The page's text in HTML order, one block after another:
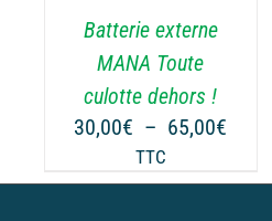
Batterie externe
MANA Toute
culotte dehors !
30,00€ – 65,00€
prix :
TTC
LES
OPTIONS
PEUVENT
ÊTRE
CHOISIES
SUR
LA